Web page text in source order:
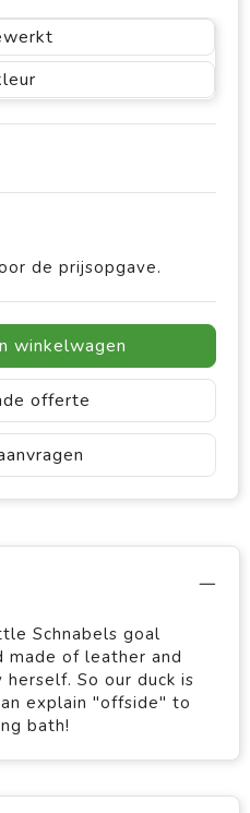
de prijsopgave.
winkelwagen
offerte
Schnabels goal
made of leather and
So our duck is
explain "offside" to
bath!